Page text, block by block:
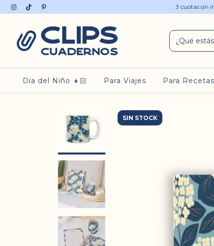
3 cuotas sin
Día del Niño 👧🏻 Para Viajes Para Recetas
SIN STOCK